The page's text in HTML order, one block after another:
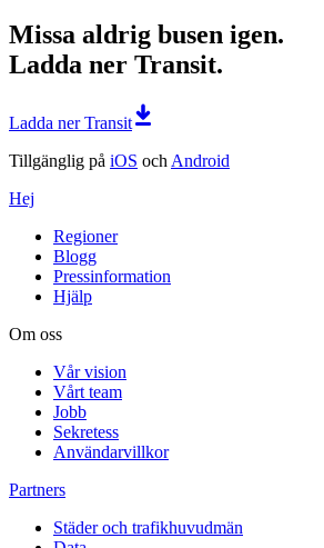
Missa aldrig busen igen.
Ladda ner Transit.
Ladda ner Transit
Tillgänglig på iOS och Android
Hej
Regioner
Blogg
Pressinformation
Hjälp
Om oss
Vår vision
Vårt team
Jobb
Sekretess
Användarvillkor
Partners
Städer och trafikhuvudmän